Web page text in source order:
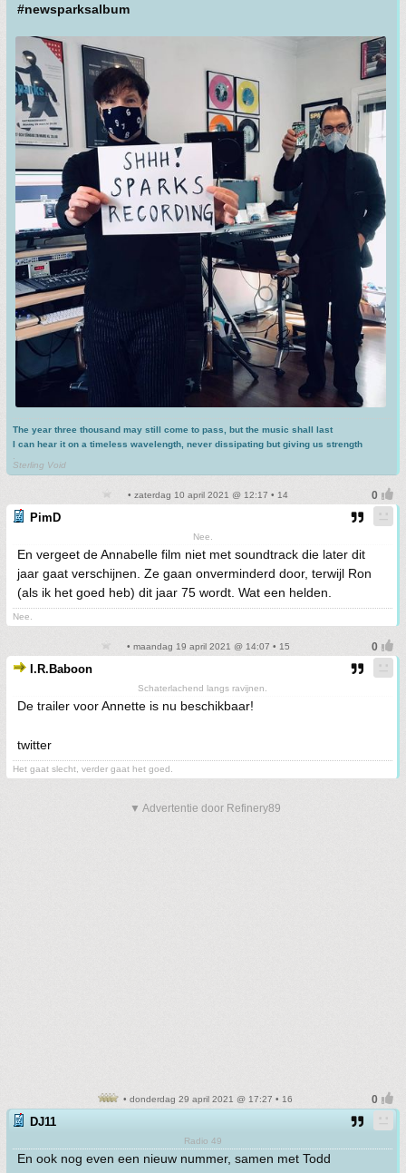
#newsparksalbum
The year three thousand may still come to pass, but the music shall last
I can hear it on a timeless wavelength, never dissipating but giving us strength
Sterling Void
• zaterdag 10 april 2021 @ 12:17 • 14
PimD
Nee.
En vergeet de Annabelle film niet met soundtrack die later dit
jaar gaat verschijnen. Ze gaan onverminderd door, terwijl Ron
(als ik het goed heb) dit jaar 75 wordt. Wat een helden.
Nee.
• maandag 19 april 2021 @ 14:07 • 15
I.R.Baboon
Schaterlachend langs ravijnen.
De trailer voor Annette is nu beschikbaar!
twitter
Het gaat slecht, verder gaat het goed.
▼ Advertentie door Refinery89
• donderdag 29 april 2021 @ 17:27 • 16
DJ11
Radio 49
En ook nog even een nieuw nummer, samen met Todd